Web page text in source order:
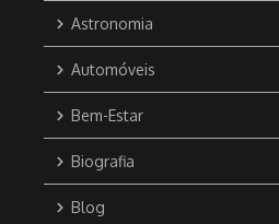
Astronomia
Automóveis
Bem-Estar
Biografia
Blog